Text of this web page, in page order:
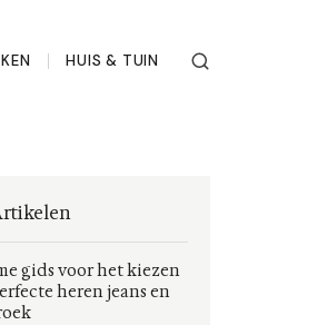
HUIS & TUIN
gids voor het kiezen
heren jeans en